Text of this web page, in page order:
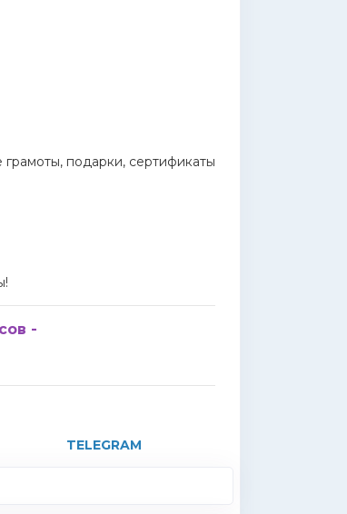
подарки, сертификаты
-
TELEGRAM